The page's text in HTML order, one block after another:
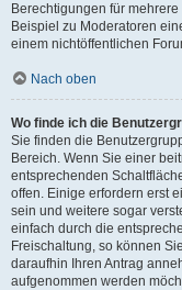
Berechtigungen für
Beispiel zu Moderatoren
einem nichtöffentlichen
Nach oben
Wo finde ich die
Sie finden die
Bereich. Wenn Sie einer
entsprechenden
offen. Einige erfordern erst
sein und weitere sogar
einfach durch die
Freischaltung, so können
daraufhin Ihren Antrag
aufgenommen werden